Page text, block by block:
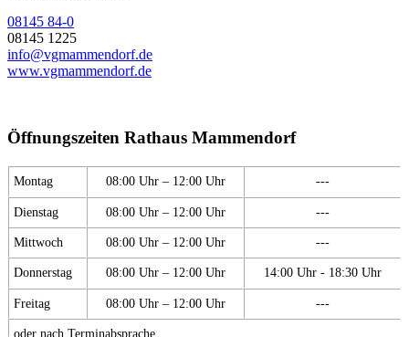
08145 84-0
08145 1225
info@vgmammendorf.de
www.vgmammendorf.de
Öffnungszeiten Rathaus Mammendorf
Montag 08:00 Uhr – 12:00 Uhr ---
Dienstag 08:00 Uhr – 12:00 Uhr ---
Mittwoch 08:00 Uhr – 12:00 Uhr ---
Donnerstag 08:00 Uhr – 12:00 Uhr 14:00 Uhr - 18:30 Uhr
Freitag 08:00 Uhr – 12:00 Uhr ---
oder nach Terminabsprache